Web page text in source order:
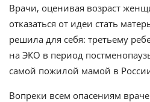
Врачи, оценивая возраст
отказаться от идеи стать
решила для себя: третьему
на ЭКО в период
самой пожилой мамой в
Вопреки всем опасениям